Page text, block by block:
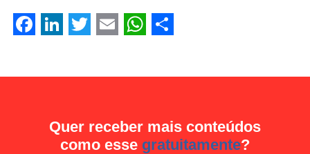
Quer receber mais conteúdos
como esse gratuitamente?